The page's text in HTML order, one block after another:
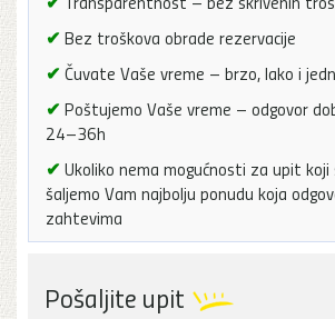
✔ Bez troškova obrade rezervacije
✔ Čuvate Vaše vreme – brzo, lako i
✔ Poštujemo Vaše vreme – odgovor
24–36h
✔ Ukoliko nema mogućnosti za upit
šaljemo Vam najbolju ponudu koja
zahtevima
Pošaljite upit